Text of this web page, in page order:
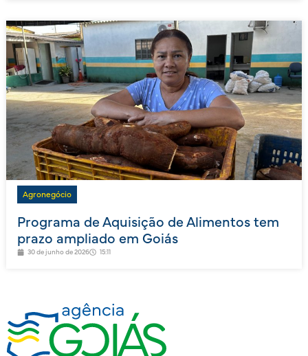
Agronegócio
Programa de Aquisição de Alimentos tem
prazo ampliado em Goiás
30 de junho de 2026 15:11